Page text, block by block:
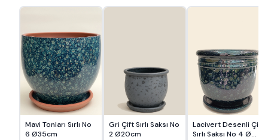
Mavi Tonları Sırlı No
6 Ø35cm
Gri Çift Sırlı Saksı No
2 Ø20cm
Lacivert Desenli Çift
Sırlı Saksı No 4 Ø...